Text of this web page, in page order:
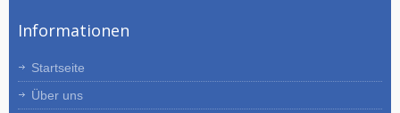
Informationen
Startseite
Über uns